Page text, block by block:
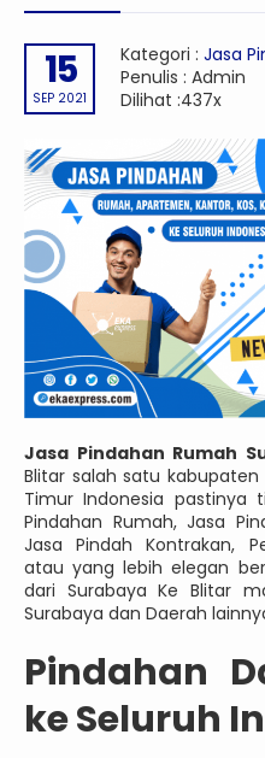
15
SEP 2021
Kategori : Jasa
Penulis : Admin
Dilihat :437x
Jasa Pindahan Rumah
Blitar salah satu
Timur Indonesia pastinya
Pindahan Rumah, Jasa
Jasa Pindah Kontrakan,
atau yang lebih elegan
dari Surabaya Ke Blitar
Surabaya dan Daerah
Pindahan
ke Seluruh